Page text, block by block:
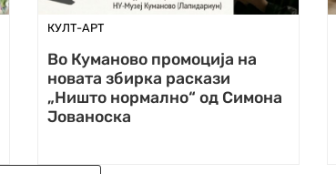
КУЛТ-АРТ
Во Куманово промоција на
новата збирка раскази
„Ништо нормално“ од Симона
Јованоска